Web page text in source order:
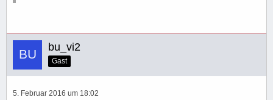
bu_vi2
Gast
5. Februar 2016 um 18:02